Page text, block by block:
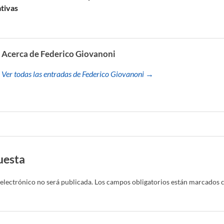
Acerca de Federico Giovanoni
Ver todas las entradas de Federico Giovanoni →
no será publicada. Los campos obligatorios están marcados